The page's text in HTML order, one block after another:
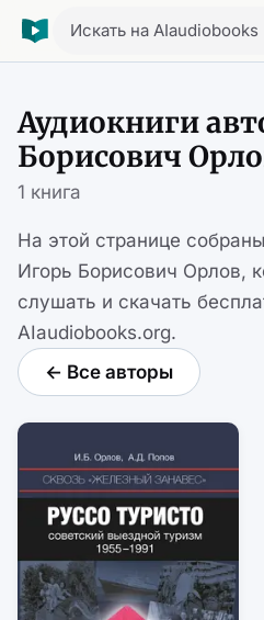
Искать на AIaudiobooks
Аудиокниги
Борисович
1 книга
На этой странице
Игорь Борисович Орлов,
слушать и скачать
AIaudiobooks.org.
← Все авторы